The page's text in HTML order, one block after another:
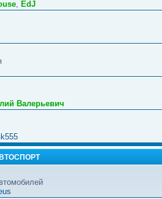
, EdJ
Валерьевич